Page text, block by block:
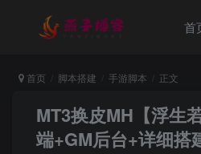
首
首页 脚本搭建 手游脚本 正文
MT3换皮MH【浮生
端+GM后台+详细搭